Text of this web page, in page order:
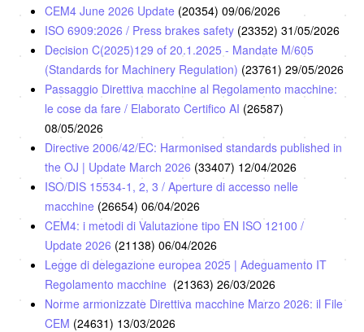
CEM4 June 2026 Update (20354) 09/06/2026
ISO 6909:2026 / Press brakes safety (23352) 31/05/2026
Decision C(2025)129 of 20.1.2025 - Mandate M/605
(Standards for Machinery Regulation) (23761) 29/05/2026
Passaggio Direttiva macchine al Regolamento macchine:
le cose da fare / Elaborato Certifico AI (26587)
08/05/2026
Directive 2006/42/EC: Harmonised standards published in
the OJ | Update March 2026 (33407) 12/04/2026
ISO/DIS 15534-1, 2, 3 / Aperture di accesso nelle
macchine (26654) 06/04/2026
CEM4: i metodi di Valutazione tipo EN ISO 12100 /
Update 2026 (21138) 06/04/2026
Legge di delegazione europea 2025 | Adeguamento IT
Regolamento macchine (21363) 26/03/2026
Norme armonizzate Direttiva macchine Marzo 2026: il File
CEM (24631) 13/03/2026